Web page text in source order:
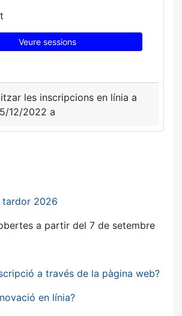
Veure sessions
les inscripcions en línia a
12/2022 a
tardor 2026
a partir del 7 de setembre
a través de la pàgina web?
en línia?